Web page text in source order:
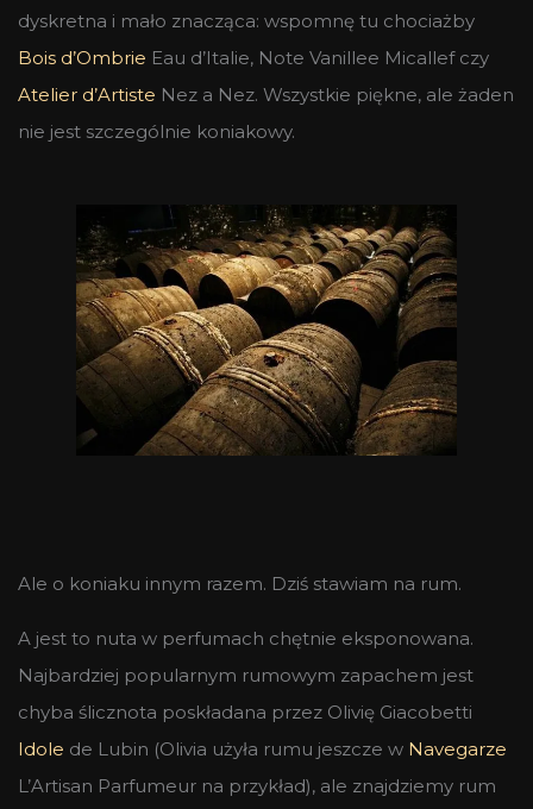
dyskretna i mało znacząca: wspomnę tu chociażby
Bois d’Ombrie Eau d’Italie, Note Vanillee Micallef czy
Atelier d’Artiste Nez a Nez. Wszystkie piękne, ale żaden
nie jest szczególnie koniakowy.
Ale o koniaku innym razem. Dziś stawiam na rum.
A jest to nuta w perfumach chętnie eksponowana.
Najbardziej popularnym rumowym zapachem jest
chyba ślicznota poskładana przez Olivię Giacobetti
Idole de Lubin (Olivia użyła rumu jeszcze w Navegarze
L’Artisan Parfumeur na przykład), ale znajdziemy rum